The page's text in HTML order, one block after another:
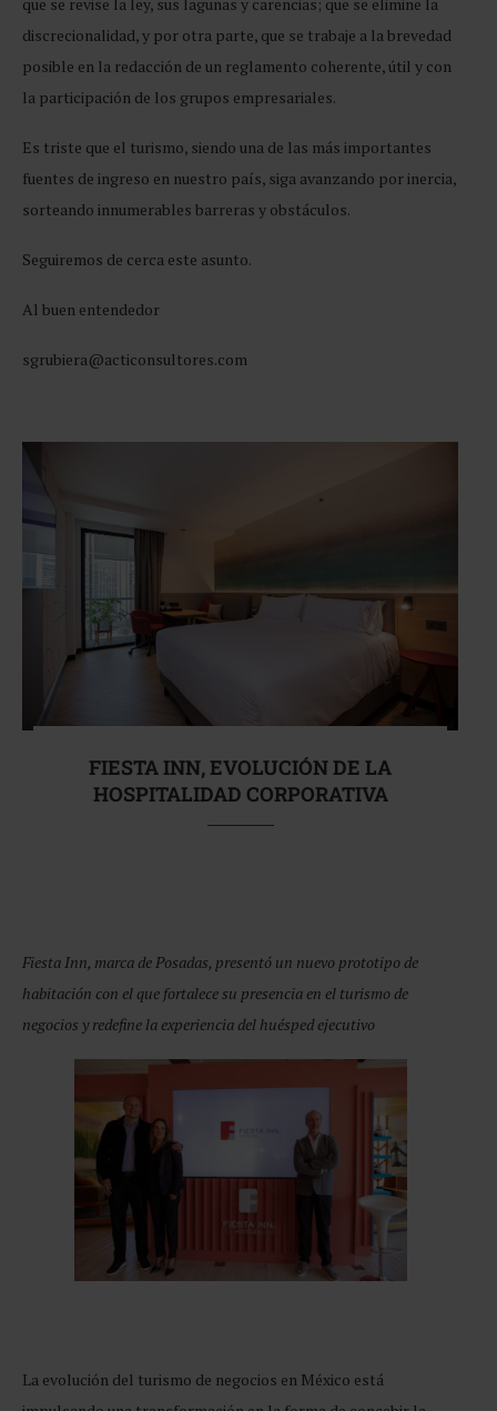
que se revise la ley, sus lagunas y carencias; que se elimine la
discrecionalidad, y por otra parte, que se trabaje a la brevedad
posible en la redacción de un reglamento coherente, útil y con
la participación de los grupos empresariales.
Es triste que el turismo, siendo una de las más importantes
fuentes de ingreso en nuestro país, siga avanzando por inercia,
sorteando innumerables barreras y obstáculos.
Seguiremos de cerca este asunto.
Al buen entendedor
sgrubiera@acticonsultores.com
FIESTA INN, EVOLUCIÓN DE LA
HOSPITALIDAD CORPORATIVA
Fiesta Inn, marca de Posadas, presentó un nuevo prototipo de
habitación con el que fortalece su presencia en el turismo de
negocios y redefine la experiencia del huésped ejecutivo
La evolución del turismo de negocios en México está